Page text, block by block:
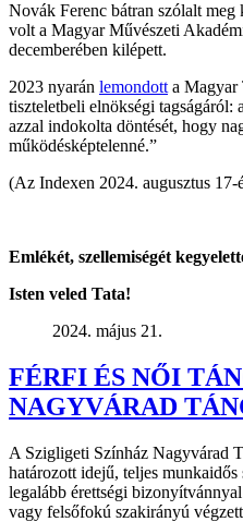
Novák Ferenc bátran szólalt
volt a Magyar Művészeti
decemberében kilépett.
2023 nyarán lemondott a Magyar
tiszteletbeli elnökségi tagságáról:
azzal indokolta döntését, hogy
működésképtelenné.”
(Az Indexen 2024. augusztus
Emlékét, szellemiségét
Isten veled Tata!
2024. május 21.
FÉRFI ÉS NŐI
NAGYVÁRAD
A Szigligeti Színház Nagyvárad
határozott idejű, teljes
legalább érettségi
vagy felsőfokú szakirányú